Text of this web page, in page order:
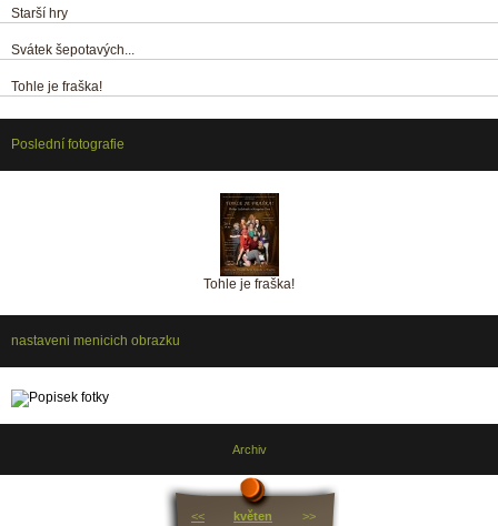
Starší hry
Svátek šepotavých...
Tohle je fraška!
Poslední fotografie
Tohle je fraška!
nastaveni menicich obrazku
Archiv
<< květen
>>